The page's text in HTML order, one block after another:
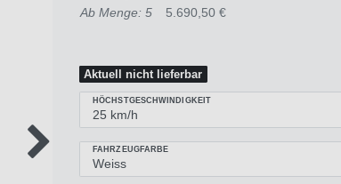
Ab Menge: 5
5.690,50 €
Aktuell nicht lieferbar
HÖCHSTGESCHWINDIGKEIT
FAHRZEUGFARBE